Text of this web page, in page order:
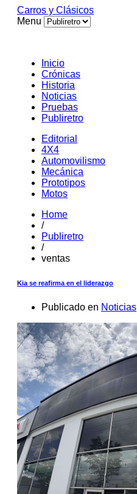
Carros y Clásicos
Menu
Inicio
Crónicas
Historia
Noticias
Pruebas
Publiretro
Editorial
4X4
Automovilismo
Mecánica
Prototipos
Motos
Home
/
Publiretro
/
ventas
Kia se reafirma en el liderazgo
Publicado en Noticias